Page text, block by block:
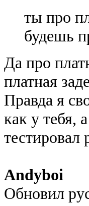
ты про
будешь
Да про
платная
Правда я
как у тебя,
тестировал
Andyboi
Обновил